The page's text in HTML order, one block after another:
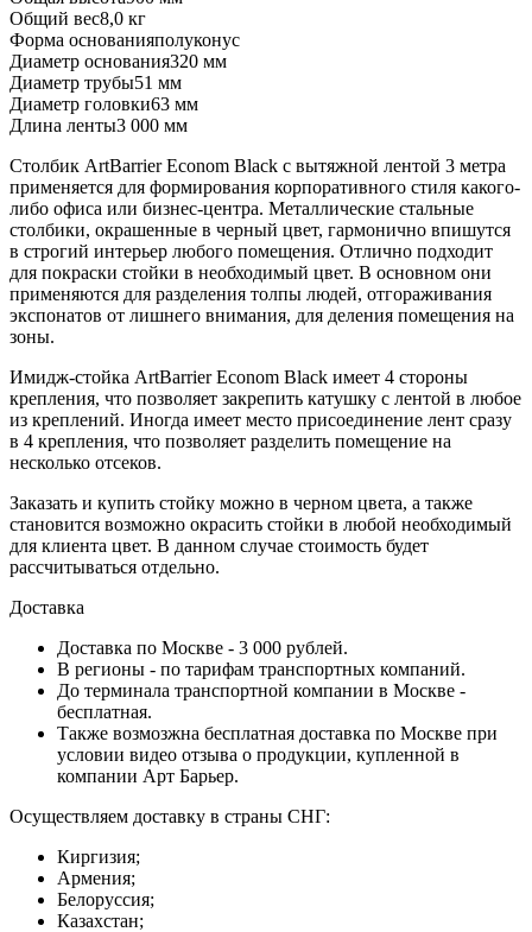
Общий вес8,0 кг
Форма основанияполуконус
Диаметр основания320 мм
Диаметр трубы51 мм
Диаметр головки63 мм
Длина ленты3 000 мм
Столбик ArtBarrier Econom Black с вытяжной лентой 3 метра
применяется для формирования корпоративного стиля какого-
либо офиса или бизнес-центра. Металлические стальные
столбики, окрашенные в черный цвет, гармонично впишутся
в строгий интерьер любого помещения. Отлично подходит
для покраски стойки в необходимый цвет. В основном они
применяются для разделения толпы людей, отгораживания
экспонатов от лишнего внимания, для деления помещения на
зоны.
Имидж-стойка ArtBarrier Econom Black имеет 4 стороны
крепления, что позволяет закрепить катушку с лентой в любое
из креплений. Иногда имеет место присоединение лент сразу
в 4 крепления, что позволяет разделить помещение на
несколько отсеков.
Заказать и купить стойку можно в черном цвета, а также
становится возможно окрасить стойки в любой необходимый
для клиента цвет. В данном случае стоимость будет
рассчитываться отдельно.
Доставка
Доставка по Москве - 3 000 рублей.
В регионы - по тарифам транспортных компаний.
До терминала транспортной компании в Москве -
бесплатная.
Также возмозжна бесплатная доставка по Москве при
условии видео отзыва о продукции, купленной в
компании Арт Барьер.
Осуществляем доставку в страны СНГ:
Киргизия;
Армения;
Белоруссия;
Казахстан;